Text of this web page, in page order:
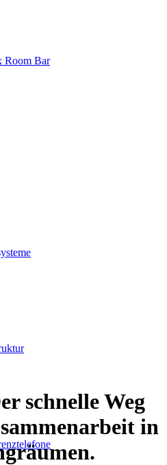
Room Bar
schnelle Weg
in